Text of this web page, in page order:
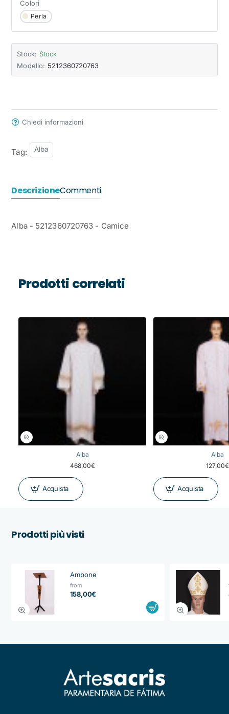
Stock: Stock
Modello: 5212360720763
Colori
Perla
Chiedi informazioni
Tag: Alba
DescrizioneCommenti
Alba - 5212360720763 - Camice
Prodotti correlati
Alba
468,00€
Acquista
Alba
127,00€
Acquista
Prodotti più visti
Ambone
from
158,00€